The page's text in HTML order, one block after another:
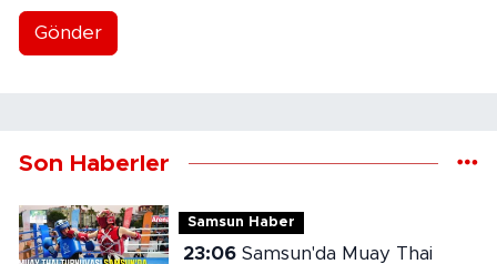
Gönder
Son Haberler
Samsun Haber
23:06Samsun'da Muay Thai